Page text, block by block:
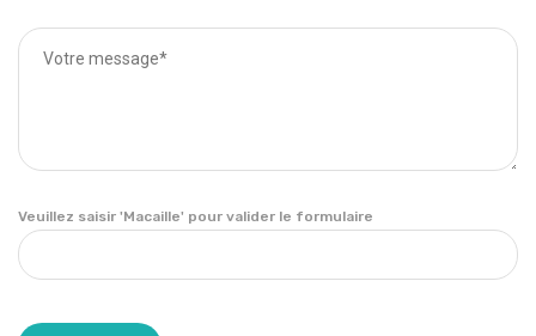
Veuillez saisir 'Macaille' pour valider le formulaire